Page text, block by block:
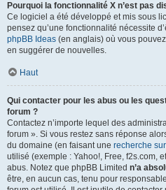
Pourquoi la fonctionnalité X n’est pas
Ce logiciel a été développé et mis sous
pensez qu’une fonctionnalité nécessite
phpBB Ideas (en anglais) où vous
en suggérer de nouvelles.
Haut
Qui contacter pour les abus ou les
forum ?
Contactez n’importe lequel des
forum ». Si vous restez sans réponse
du domaine (en faisant une recherche
utilisé (exemple : Yahoo!, Free, f2s.com,
abus. Notez que phpBB Limited n’a
être, en aucun cas, tenu pour